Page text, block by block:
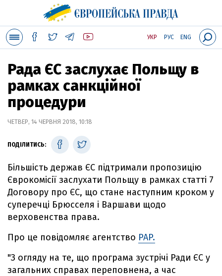
УКР РУС ENG
Рада ЄС заслухає Польщу в
рамках санкційної
процедури
ЧЕТВЕР, 14 ЧЕРВНЯ 2018, 10:18
ПОДІЛИТИСЬ:
Більшість держав ЄС підтримали пропозицію
Єврокомісії заслухати Польщу в рамках статті 7
Договору про ЄС, що стане наступним кроком у
суперечці Брюсселя і Варшави щодо
верховенства права.
Про це повідомляє агентство PAP.
"З огляду на те, що програма зустрічі Ради ЄС у
загальних справах переповнена, а час